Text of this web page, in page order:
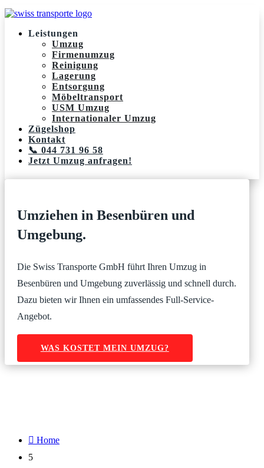
Leistungen
Umzug
Firmenumzug
Reinigung
Lagerung
Entsorgung
Möbeltransport
USM Umzug
Internationaler Umzug
Zügelshop
Kontakt
📞 044 731 96 58
Jetzt Umzug anfragen!
Umziehen in Besenbüren und
Umgebung.
Die Swiss Transporte GmbH führt Ihren Umzug in
Besenbüren und Umgebung zuverlässig und schnell durch.
Dazu bieten wir Ihnen ein umfassendes Full-Service-
Angebot.
WAS KOSTET MEIN UMZUG?
 Home
5